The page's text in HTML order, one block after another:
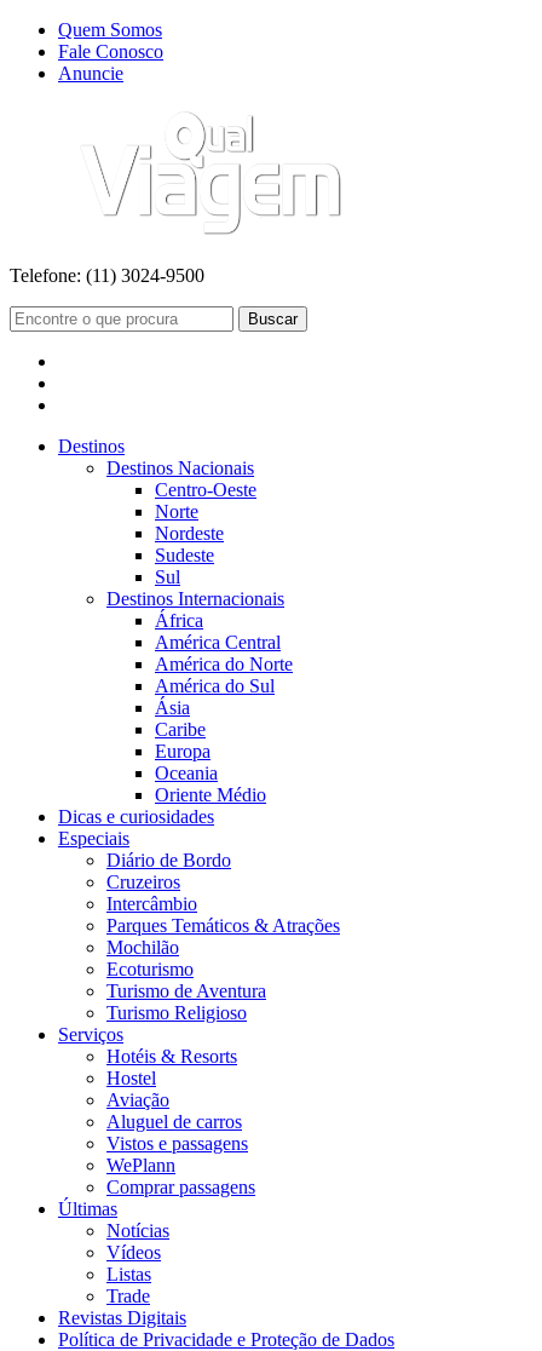
Quem Somos
Fale Conosco
Anuncie
Telefone: (11) 3024-9500
Buscar
Destinos
Destinos Nacionais
Centro-Oeste
Norte
Nordeste
Sudeste
Sul
Destinos Internacionais
África
América Central
América do Norte
América do Sul
Ásia
Caribe
Europa
Oceania
Oriente Médio
Dicas e curiosidades
Especiais
Diário de Bordo
Cruzeiros
Intercâmbio
Parques Temáticos & Atrações
Mochilão
Ecoturismo
Turismo de Aventura
Turismo Religioso
Serviços
Hotéis & Resorts
Hostel
Aviação
Aluguel de carros
Vistos e passagens
WePlann
Comprar passagens
Últimas
Notícias
Vídeos
Listas
Trade
Revistas Digitais
Política de Privacidade e Proteção de Dados